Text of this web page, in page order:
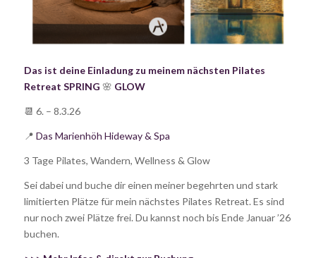
Das ist deine Einladung zu meinem nächsten Pilates
Retreat SPRING 🌸 GLOW
📆 6. – 8.3.26
📍 Das Marienhöh Hideway & Spa
3 Tage Pilates, Wandern, Wellness & Glow
Sei dabei und buche dir einen meiner begehrten und stark
limitierten Plätze für mein nächstes Pilates Retreat. Es sind
nur noch zwei Plätze frei. Du kannst noch bis Ende Januar ’26
buchen.